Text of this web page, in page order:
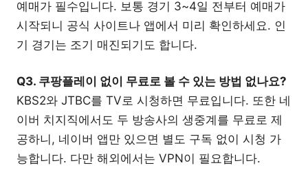
예매가 필수입니다. 보통 경기 3~4일 전부터 예매가
시작되니 공식 사이트나 앱에서 미리 확인하세요. 인
기 경기는 조기 매진되기도 합니다.
Q3. 쿠팡플레이 없이 무료로 볼 수 있는 방법 없나요?
KBS2와 JTBC를 TV로 시청하면 무료입니다. 또한 네
이버 치지직에서도 두 방송사의 생중계를 무료로 제
공하니, 네이버 앱만 있으면 별도 구독 없이 시청 가
능합니다. 다만 해외에서는 VPN이 필요합니다.